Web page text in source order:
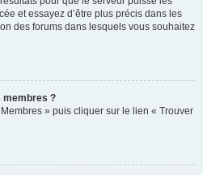
et essayez d’être plus précis dans les
des forums dans lesquels vous souhaitez
membres ?
» puis cliquer sur le lien « Trouver